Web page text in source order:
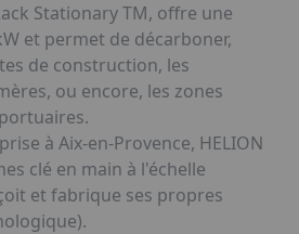
Stationary TM, offre une
et permet de décarboner,
de construction, les
ou encore, les zones
à Aix-en-Provence, HELION
clé en main à l'échelle
et fabrique ses propres